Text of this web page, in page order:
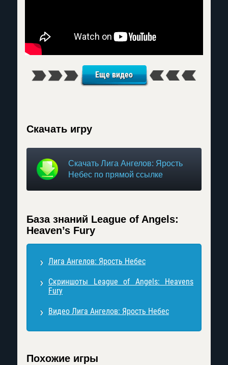
Еще видео
Скачать игру
Скачать Лига Ангелов: Ярость
Небес по прямой ссылке
База знаний League of Angels:
Heaven’s Fury
Лига Ангелов: Ярость Небес
Скриншоты League of Angels: Heavens
Fury
Видео Лига Ангелов: Ярость Небес
Похожие игры